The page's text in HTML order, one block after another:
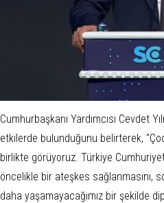
Cumhurbaşkanı Yardımcısı Cevdet
etkilerde bulunduğunu belirterek,
birlikte görüyoruz. Türkiye
öncelikle bir ateşkes sağlanmasını,
daha yaşamayacağımız bir şekilde